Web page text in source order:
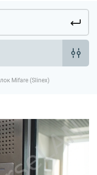
Mifare (Slinex)